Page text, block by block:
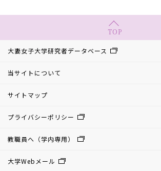
TOP
大妻女子大学研究者データベース
当サイトについて
サイトマップ
プライバシーポリシー
教職員へ（学内専用）
大学Webメール